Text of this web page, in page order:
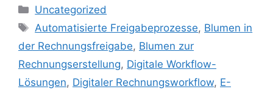
Kategorien
Uncategorized
Schlagwörter
Automatisierte Freigabeprozesse, Blumen in
der Rechnungsfreigabe, Blumen zur
Rechnungserstellung, Digitale Workflow-
Lösungen, Digitaler Rechnungsworkflow, E-